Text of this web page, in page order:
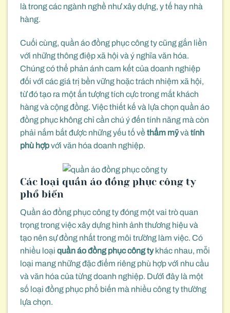
là trong các ngành nghề như xây dựng, y tế hay nhà
hàng.
Cuối cùng, quần áo đồng phục công ty cũng gắn liền
với những thông điệp xã hội và ý nghĩa văn hóa.
Chúng có thể phản ánh cam kết của doanh nghiệp
đối với các giá trị bền vững hoặc trách nhiệm xã hội,
từ đó tạo ra một ấn tượng tích cực trong mắt khách
hàng và cộng đồng. Việc thiết kế và lựa chọn quần áo
đồng phục không chỉ cần chú ý đến tính năng mà còn
phải nắm bắt được những yếu tố về thẩm mỹvà tính
phù hợpvới văn hóa doanh nghiệp.
Các loại quần áo đồng phục công ty
phổ biến
Quần áo đồng phục công ty đóng một vai trò quan
trọng trong việc xây dựng hình ảnh thương hiệu và
tạo nên sự đồng nhất trong môi trường làm việc. Có
nhiều loại quần áo đồng phục công tykhác nhau, mỗi
loại mang những đặc điểm riêng phù hợp với nhu cầu
và văn hóa của từng doanh nghiệp. Dưới đây là một
số loại đồng phục phổ biến mà nhiều công ty thường
lựa chọn.